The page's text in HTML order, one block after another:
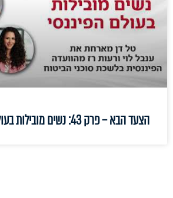
הצעד הבא – פרק 43: נשים מובילות בעולם הפיננסי